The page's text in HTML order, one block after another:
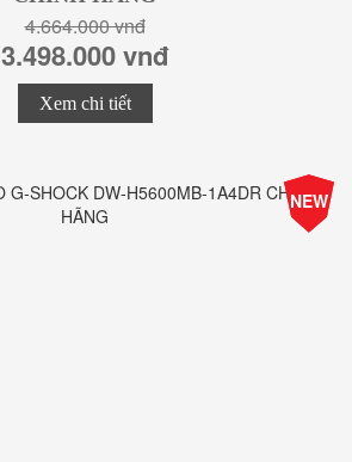
4.664.000 vnđ
3.498.000 vnđ
Xem chi tiết
-25%
Giá
NEW